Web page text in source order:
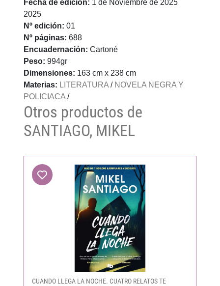
Fecha de edición: 1 de Noviembre de 2025
2025
Nº edición: 01
Nº páginas: 688
Encuadernación: Cartoné
Peso: 994gr
Dimensiones: 163 cm x 238 cm
Materias: LITERATURA / NOVELA NEGRA Y
POLICIACA /
Otros productos de
SANTIAGO, MIKEL
CUANDO LLEGA LA NOCHE. CUATRO RELATOS TE